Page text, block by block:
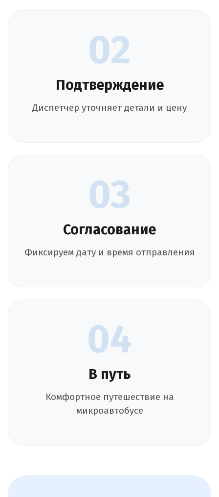
02
Подтверждение
Диспетчер уточняет детали и цену
03
Согласование
Фиксируем дату и время отправления
04
В путь
Комфортное путешествие на
микроавтобусе